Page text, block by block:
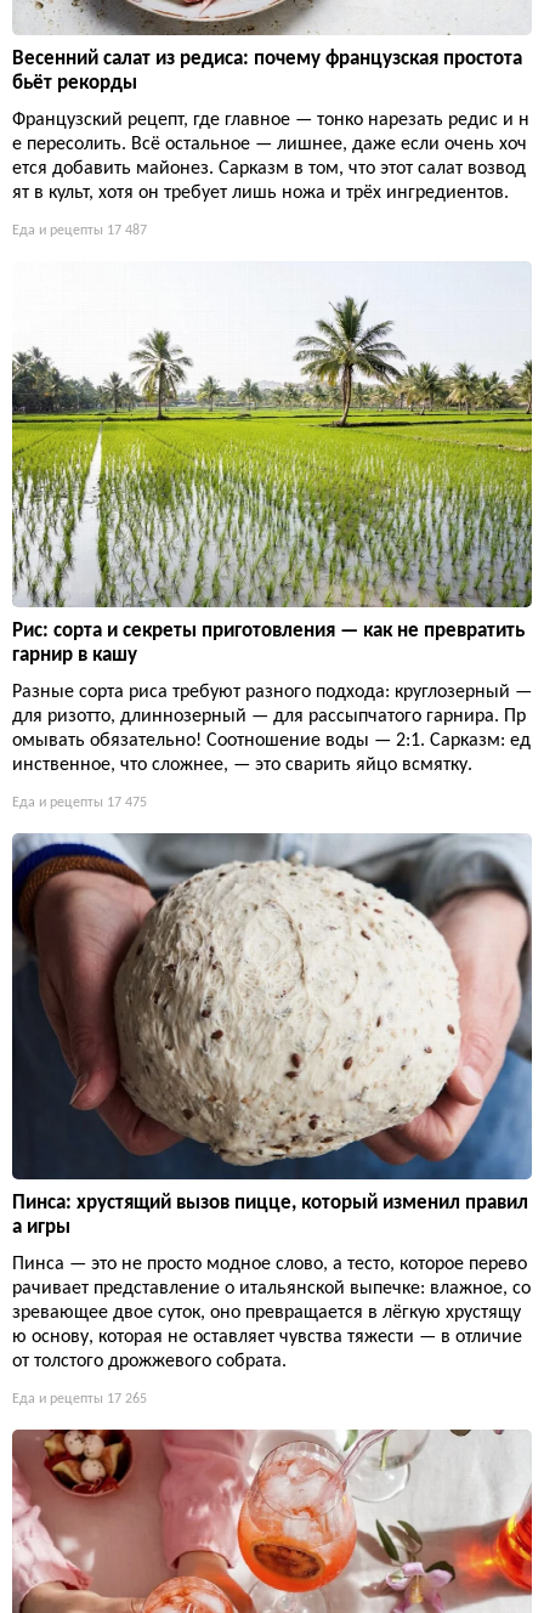
Весенний салат из редиса: почему французская простота
бьёт рекорды
Французский рецепт, где главное — тонко нарезать редис и н
е пересолить. Всё остальное — лишнее, даже если очень хоч
ется добавить майонез. Сарказм в том, что этот салат возвод
ят в культ, хотя он требует лишь ножа и трёх ингредиентов.
Еда и рецепты 17 487
Рис: сорта и секреты приготовления — как не превратить
гарнир в кашу
Разные сорта риса требуют разного подхода: круглозерный —
для ризотто, длиннозерный — для рассыпчатого гарнира. Пр
омывать обязательно! Соотношение воды — 2:1. Сарказм: ед
инственное, что сложнее, — это сварить яйцо всмятку.
Еда и рецепты 17 475
Пинса: хрустящий вызов пицце, который изменил правил
а игры
Пинса — это не просто модное слово, а тесто, которое перево
рачивает представление о итальянской выпечке: влажное, со
зревающее двое суток, оно превращается в лёгкую хрустящу
ю основу, которая не оставляет чувства тяжести — в отличие
от толстого дрожжевого собрата.
Еда и рецепты 17 265